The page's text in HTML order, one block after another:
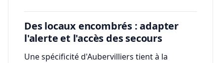
Des locaux encombrés : adapter
l'alerte et l'accès des secours
Une spécificité d'Aubervilliers tient à la